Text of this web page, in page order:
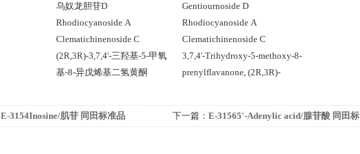
乌奴龙胆苷D Gentiournoside D
Rhodiocyanoside A Rhodiocyanoside A
Clematichinenoside C Clematichinenoside C
(2R,3R)-3,7,4'-三羟基-5-甲氧
基-8-异戊烯基二氢黄酮
3,7,4'-Trihydroxy-5-methoxy-8-
prenylflavanone, (2R,3R)-
E-3154Inosine/肌苷 同田标准品 下一篇： E-31565'-Adenylic acid/腺苷酸 同田标